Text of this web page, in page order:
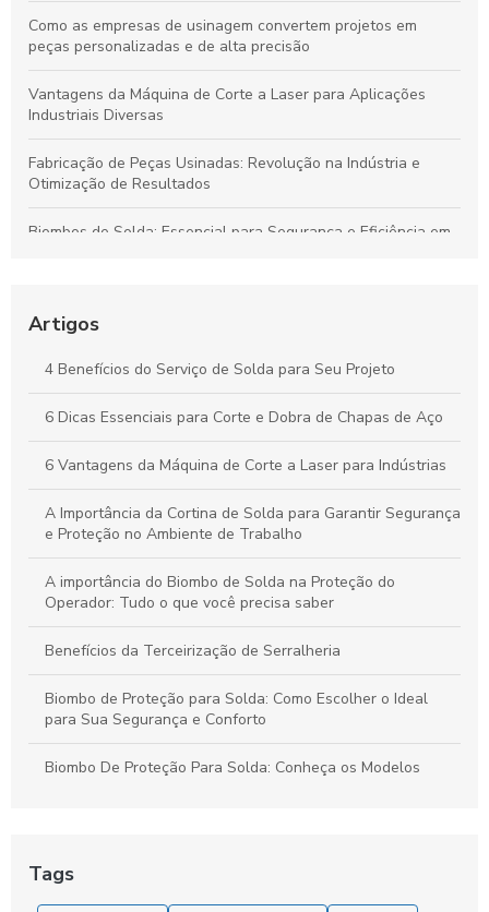
Como as empresas de usinagem convertem projetos em
peças personalizadas e de alta precisão
Vantagens da Máquina de Corte a Laser para Aplicações
Industriais Diversas
Fabricação de Peças Usinadas: Revolução na Indústria e
Otimização de Resultados
Biombos de Solda: Essencial para Segurança e Eficiência em
Otimizar Seus Projetos
Guia Essencial de Corte e Dobra de Chapas de Aço para
Potencializar Seus Projetos Industriais
Corte e Dobra de Chapas de Aço: Estratégias Essenciais para
Projetos de Sucesso
Artigos
4 Benefícios do Serviço de Solda para Seu Projeto
6 Dicas Essenciais para Corte e Dobra de Chapas de Aço
6 Vantagens da Máquina de Corte a Laser para Indústrias
A Importância da Cortina de Solda para Garantir Segurança
e Proteção no Ambiente de Trabalho
A importância do Biombo de Solda na Proteção do
Operador: Tudo o que você precisa saber
Benefícios da Terceirização de Serralheria
Biombo de Proteção para Solda: Como Escolher o Ideal
para Sua Segurança e Conforto
Biombo De Proteção Para Solda: Conheça os Modelos
Biombo de Proteção para Solda: Segurança e Praticidade
Tags